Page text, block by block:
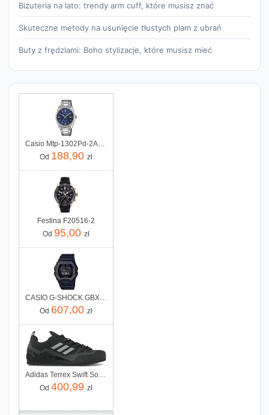
Biżuteria na lato: trendy arm cuff, które musisz znać
Skuteczne metody na usunięcie tłustych plam z ubrań
Buty z frędzlami: Boho stylizacje, które musisz mieć
Casio Mtp-1302Pd-2Avef
Od 188,90 zł
Festina F20516-2
Od 95,00 zł
CASIO G-SHOCK GBX-100NS-1ER
Od 607,00 zł
Adidas Terrex Swift Solo 2 IE6901 czarne
Od 400,99 zł